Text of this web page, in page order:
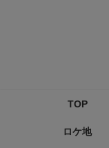
TOP
ロケ地